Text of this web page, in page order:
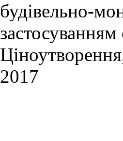
будівельно-
застосуванням
2017